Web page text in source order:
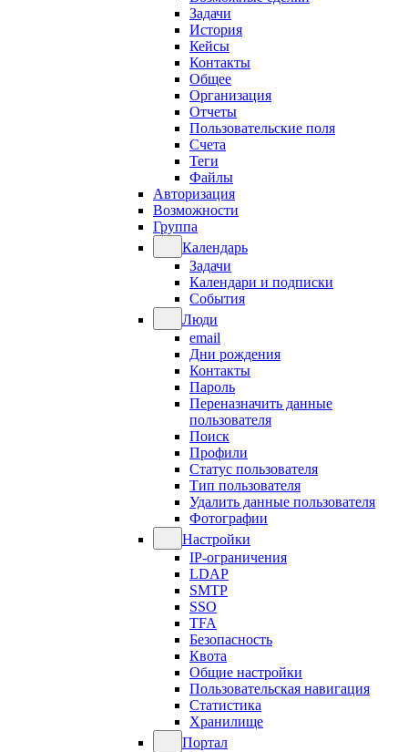
Задачи
История
Кейсы
Контакты
Общее
Организация
Отчеты
Пользовательские поля
Счета
Теги
Файлы
Авторизация
Возможности
Группа
Календарь
Задачи
Календари и подписки
События
Люди
email
Дни рождения
Контакты
Пароль
Переназначить данные
пользователя
Поиск
Профили
Статус пользователя
Тип пользователя
Удалить данные пользователя
Фотографии
Настройки
IP-ограничения
LDAP
SMTP
SSO
TFA
Безопасность
Квота
Общие настройки
Пользовательская навигация
Статистика
Хранилище
Портал